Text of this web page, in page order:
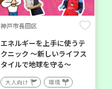
神戸市長田区
エネルギーを上手に使うテ
クニック ～新しいライフス
タイルで地球を守る～
大人向け 環境